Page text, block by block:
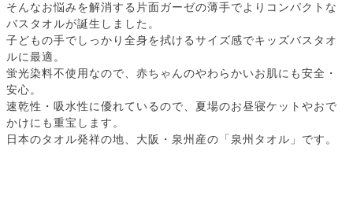
そんなお悩みを解消する片面ガーゼの薄手でよりコンパクトな
バスタオルが誕生しました。
子どもの手でしっかり全身を拭けるサイズ感でキッズバスタオ
ルに最適。
蛍光染料不使用なので、赤ちゃんのやわらかいお肌にも安全・
安心。
速乾性・吸水性に優れているので、夏場のお昼寝ケットやおで
かけにも重宝します。
日本のタオル発祥の地、大阪・泉州産の「泉州タオル」です。